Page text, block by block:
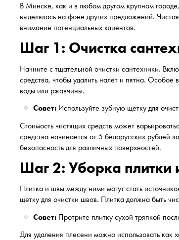
В Минске, как и в любом другом крупном
выделялась на фоне других предложений.
внимание потенциальных клиентов.
Шаг 1: Очистка
Начните с тщательной очистки сантехники.
средства, чтобы удалить налет и пятна.
воды или ржавчины.
Совет: Используйте зубную щетку для
Стоимость чистящих средств может
средства начинается от 5 белорусских рублей
безопасность для различных поверхностей.
Шаг 2: Уборка плитки
Плитка и швы между ними могут стать
щетку для очистки швов. Плитка должна быть
Совет: Протрите плитку сухой тряпкой
Для удаления плесени можно использовать как